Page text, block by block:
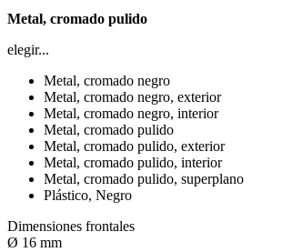
Metal, cromado pulido
elegir...
Metal, cromado negro
Metal, cromado negro, exterior
Metal, cromado negro, interior
Metal, cromado pulido
Metal, cromado pulido, exterior
Metal, cromado pulido, interior
Metal, cromado pulido, superplano
Plástico, Negro
Dimensiones frontales
Ø 16 mm